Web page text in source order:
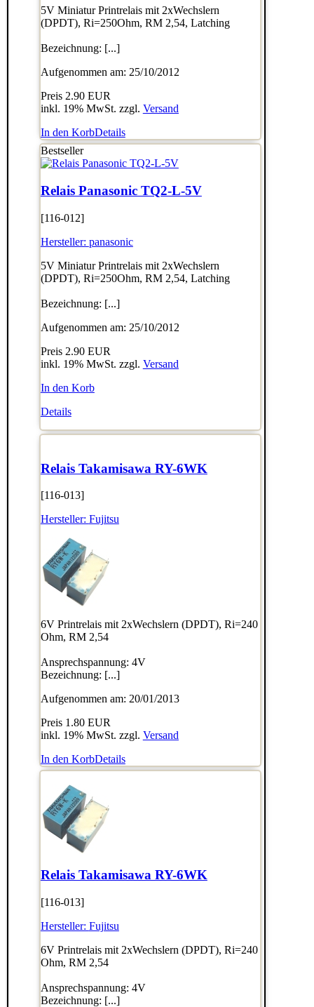
5V Miniatur Printrelais mit 2xWechslern
(DPDT), Ri=250Ohm, RM 2,54, Latching
Bezeichnung: [...]
Aufgenommen am: 25/10/2012
Preis 2.90 EUR
inkl. 19% MwSt. zzgl. Versand
In den KorbDetails
Bestseller
Relais Panasonic TQ2-L-5V
[116-012]
Hersteller: panasonic
5V Miniatur Printrelais mit 2xWechslern
(DPDT), Ri=250Ohm, RM 2,54, Latching
Bezeichnung: [...]
Aufgenommen am: 25/10/2012
Preis 2.90 EUR
inkl. 19% MwSt. zzgl. Versand
In den Korb
Details
Relais Takamisawa RY-6WK
[116-013]
Hersteller: Fujitsu
6V Printrelais mit 2xWechslern (DPDT), Ri=240
Ohm, RM 2,54
Ansprechspannung: 4V
Bezeichnung: [...]
Aufgenommen am: 20/01/2013
Preis 1.80 EUR
inkl. 19% MwSt. zzgl. Versand
In den KorbDetails
Relais Takamisawa RY-6WK
[116-013]
Hersteller: Fujitsu
6V Printrelais mit 2xWechslern (DPDT), Ri=240
Ohm, RM 2,54
Ansprechspannung: 4V
Bezeichnung: [...]